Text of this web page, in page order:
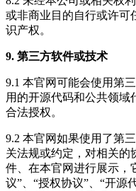
或非商业目的自行或许可
识产权。
9. 第三方软件或技术
9.1 本官网可能会使用第
用的开源代码和公共领域
合法授权。
9.2 本官网如果使用了第
关法规或约定，对相关的
件、在本官网进行展示，
议”、“授权协议”、“开源